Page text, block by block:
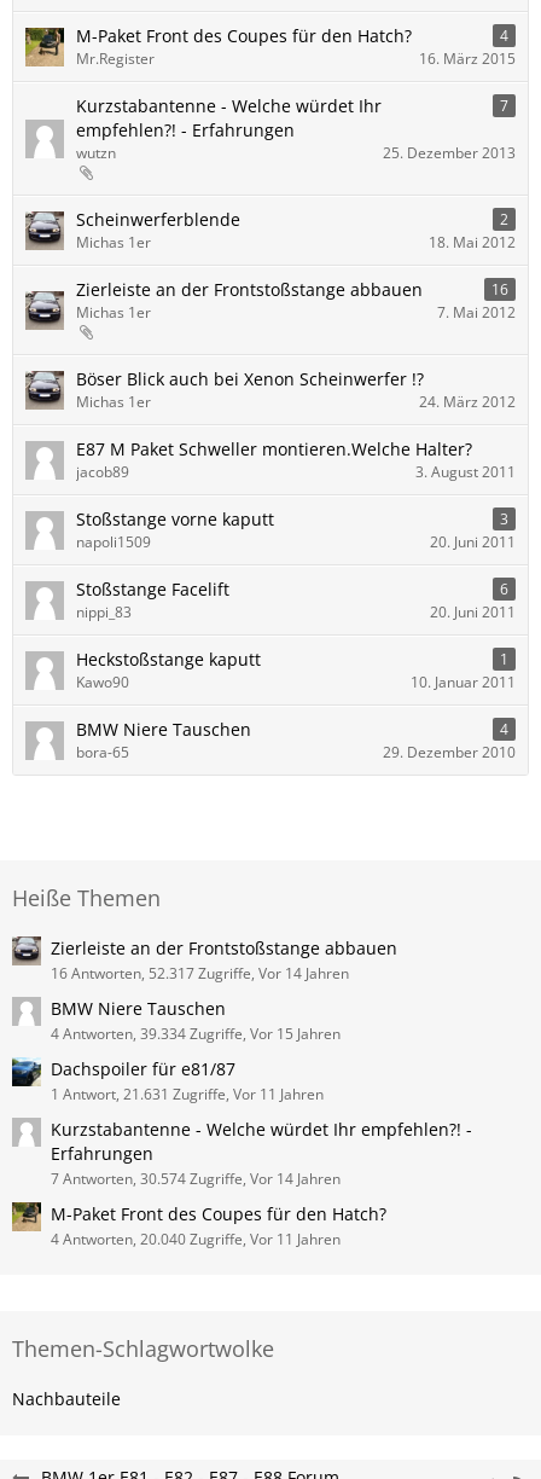
M-Paket Front des Coupes für den Hatch?
4
Mr.Register
16. März 2015
Kurzstabantenne - Welche würdet Ihr
empfehlen?! - Erfahrungen
7
wutzn 25. Dezember 2013
Scheinwerferblende
2
Michas 1er
18. Mai 2012
Zierleiste an der Frontstoßstange abbauen
16
Michas 1er
7. Mai 2012
Böser Blick auch bei Xenon Scheinwerfer !?
Michas 1er 24. März 2012
E87 M Paket Schweller montieren.Welche Halter?
jacob89 3. August 2011
Stoßstange vorne kaputt
3
napoli1509
20. Juni 2011
Stoßstange Facelift
6
nippi_83
20. Juni 2011
Heckstoßstange kaputt
1
Kawo90
10. Januar 2011
BMW Niere Tauschen
4
bora-65
29. Dezember 2010
Heiße Themen
Zierleiste an der Frontstoßstange abbauen
16 Antworten, 52.317 Zugriffe, Vor 14 Jahren
BMW Niere Tauschen
4 Antworten, 39.334 Zugriffe, Vor 15 Jahren
Dachspoiler für e81/87
1 Antwort, 21.631 Zugriffe, Vor 11 Jahren
Kurzstabantenne - Welche würdet Ihr empfehlen?! -
Erfahrungen
7 Antworten, 30.574 Zugriffe, Vor 14 Jahren
M-Paket Front des Coupes für den Hatch?
4 Antworten, 20.040 Zugriffe, Vor 11 Jahren
Themen-Schlagwortwolke
Nachbauteile